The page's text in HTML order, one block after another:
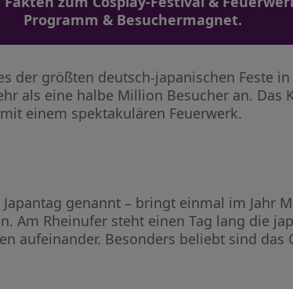
Programm & Besuchermagnet.
der größten deutsch-japanischen Feste
als eine halbe Million Besucher an. Das
einem spektakulären Feuerwerk.
genannt – bringt einmal im Jahr
Am Rheinufer steht einen Tag lang die
aufeinander. Besonders beliebt sind das